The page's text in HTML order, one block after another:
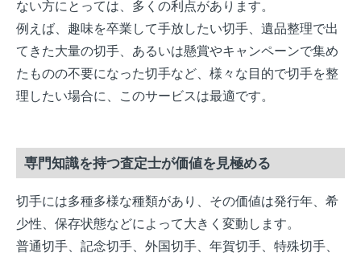
ない方にとっては、多くの利点があります。
例えば、趣味を卒業して手放したい切手、遺品整理で出
てきた大量の切手、あるいは懸賞やキャンペーンで集め
たものの不要になった切手など、様々な目的で切手を整
理したい場合に、このサービスは最適です。
専門知識を持つ査定士が価値を見極める
切手には多種多様な種類があり、その価値は発行年、希
少性、保存状態などによって大きく変動します。
普通切手、記念切手、外国切手、年賀切手、特殊切手、